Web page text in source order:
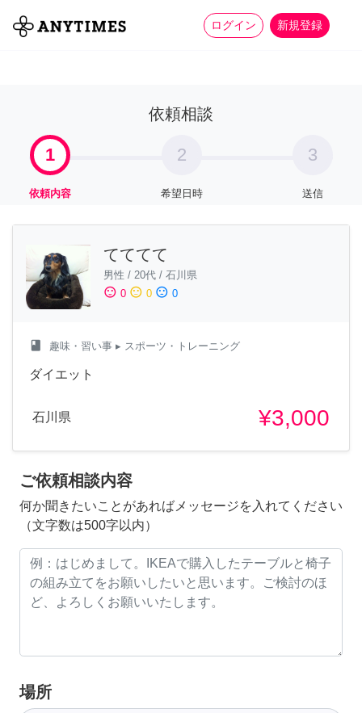
ログイン 新規登録
全て 家事 more_horiz
依頼相談
1
依頼内容
2
希望日時
3
送信
てててて
男性 / 20代 / 石川県
sentiment_satisfied 0 sentiment_neutral 0 sentiment_dissatisfied 0
class 趣味・習い事 ▸ スポーツ・トレーニング
ダイエット
石川県 ¥3,000
ご依頼相談内容
何か聞きたいことがあればメッセージを入れてください
（文字数は500字以内）
場所